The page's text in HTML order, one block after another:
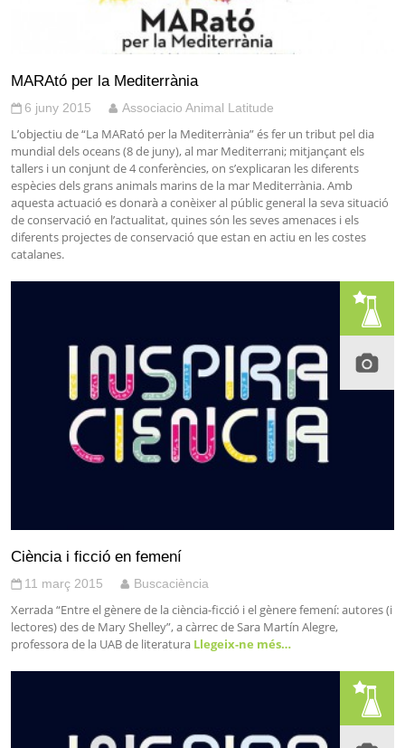
MARAtó per la Mediterrània
6 juny 2015 Associacio Animal Latitude
L’objectiu de “La MARató per la Mediterrània” és fer un tribut pel dia
mundial dels oceans (8 de juny), al mar Mediterrani; mitjançant els
tallers i un conjunt de 4 conferències, on s’explicaran les diferents
espècies dels grans animals marins de la mar Mediterrània. Amb
aquesta actuació es donarà a conèixer al públic general la seva situació
de conservació en l’actualitat, quines són les seves amenaces i els
diferents projectes de conservació que estan en actiu en les costes
catalanes.
Ciència i ficció en femení
11 març 2015 Buscaciència
Xerrada “Entre el gènere de la ciència-ficció i el gènere femení: autores (i
lectores) des de Mary Shelley”, a càrrec de Sara Martín Alegre,
professora de la UAB de literatura Llegeix-ne més…